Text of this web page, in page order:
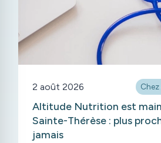
2 août 2026
Altitude Nutrition est
Sainte-Thérèse : plus
jamais